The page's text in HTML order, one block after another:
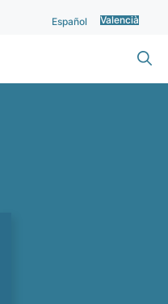
Español Valencià